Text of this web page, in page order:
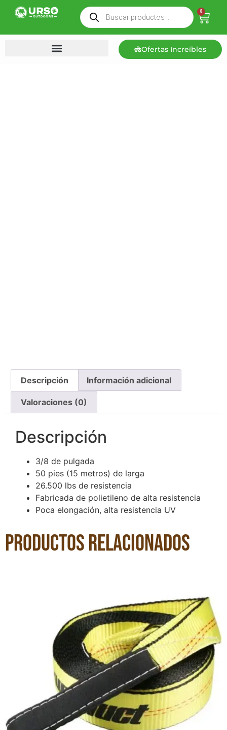
0
Ofertas Increíbles
Descripción Información adicional
Valoraciones (0)
Descripción
3/8 de pulgada
50 pies (15 metros) de larga
26.500 lbs de resistencia
Fabricada de polietileno de alta resistencia
Poca elongación, alta resistencia UV
Productos relacionados